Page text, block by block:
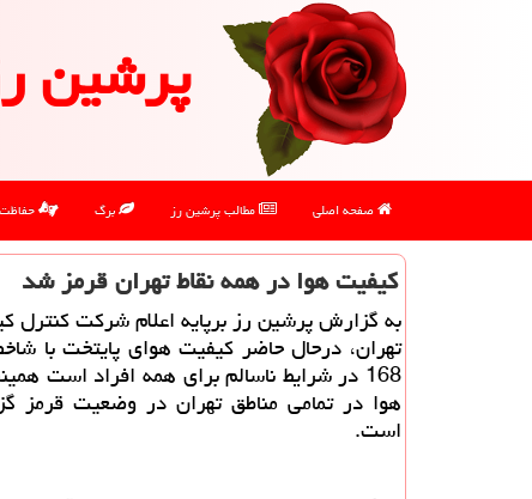
پرشین
صفحه اصلی مطالب پرشین رز برگ حفاظت
كیفیت هوا در همه نقاط تهران قرمز شد
به گزارش پرشین رز برپایه اعلام شرکت کنترل
تهران، درحال حاضر کیفیت هوای پایتخت با
168 در شرایط ناسالم برای همه افراد است
هوا در تمامی مناطق تهران در وضعیت قرمز
است.